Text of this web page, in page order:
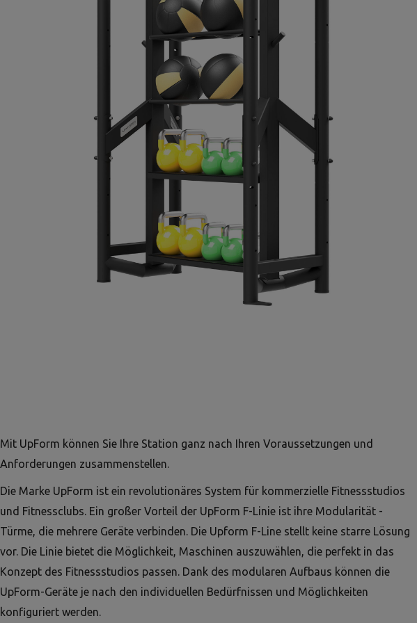
Mit UpForm können Sie Ihre Station ganz nach Ihren Voraussetzungen und
Anforderungen zusammenstellen.
Die Marke UpForm ist ein revolutionäres System für kommerzielle Fitnessstudios
und Fitnessclubs. Ein großer Vorteil der UpForm F-Linie ist ihre Modularität -
Türme, die mehrere Geräte verbinden. Die Upform F-Line stellt keine starre Lösung
vor. Die Linie bietet die Möglichkeit, Maschinen auszuwählen, die perfekt in das
Konzept des Fitnessstudios passen. Dank des modularen Aufbaus können die
UpForm-Geräte je nach den individuellen Bedürfnissen und Möglichkeiten
konfiguriert werden.